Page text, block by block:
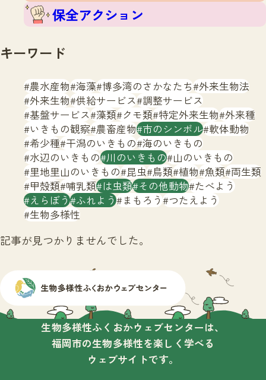
生物多様性ふくおかウェブセンターとは
サイトマップ
保全アクション
キーワード
農水産物 海藻 博多湾のさかなたち 外来生物法
外来生物 供給サービス 調整サービス
基盤サービス 藻類 クモ類 特定外来生物 外来種
いきもの観察 農畜産物 市のシンボル 軟体動物
希少種 干潟のいきもの 海のいきもの
水辺のいきもの 川のいきもの 山のいきもの
里地里山のいきもの 昆虫 鳥類 植物 魚類 両生類
甲殻類 哺乳類 は虫類 その他動物 たべよう
えらぼう ふれよう まもろう つたえよう
生物多様性
記事が見つかりませんでした。
生物多様性ふくおかウェブセンターは、
福岡市の生物多様性を楽しく学べる
ウェブサイトです。